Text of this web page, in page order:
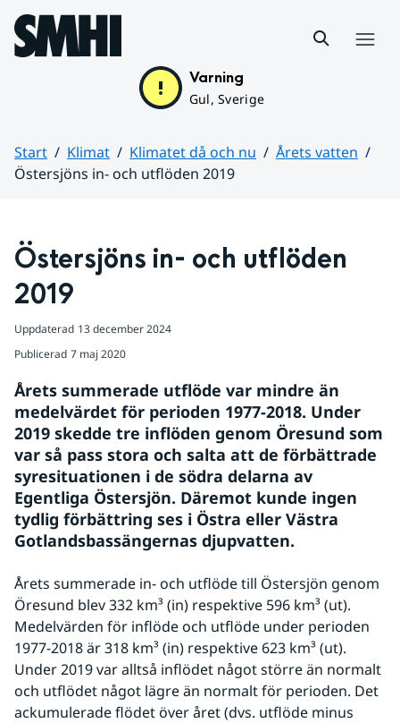
Hoppa till sidans innehåll
Varning
Gul, Sverige
Start Klimat Klimatet då och nu
Årets vatten
Östersjöns in- och utflöden 2019
Östersjöns in- och utflöden
2019
Uppdaterad 13 december 2024
Publicerad 7 maj 2020
Årets summerade utflöde var mindre än
medelvärdet för perioden 1977-2018. Under
2019 skedde tre inflöden genom Öresund som
var så pass stora och salta att de förbättrade
syresituationen i de södra delarna av
Egentliga Östersjön. Däremot kunde ingen
tydlig förbättring ses i Östra eller Västra
Gotlandsbassängernas djupvatten.
Årets summerade in- och utflöde till Östersjön genom
Öresund blev 332 km³ (in) respektive 596 km³ (ut).
Medelvärden för inflöde och utflöde under perioden
1977-2018 är 318 km³ (in) respektive 623 km³ (ut).
Under 2019 var alltså inflödet något större än normalt
och utflödet något lägre än normalt för perioden. Det
ackumulerade flödet över året (dvs. utflöde minus